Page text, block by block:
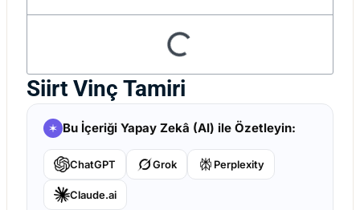
Siirt Vinç Tamiri
Bu İçeriği Yapay Zekâ (AI) ile Özetleyin:
ChatGPT Grok Perplexity
Claude.ai